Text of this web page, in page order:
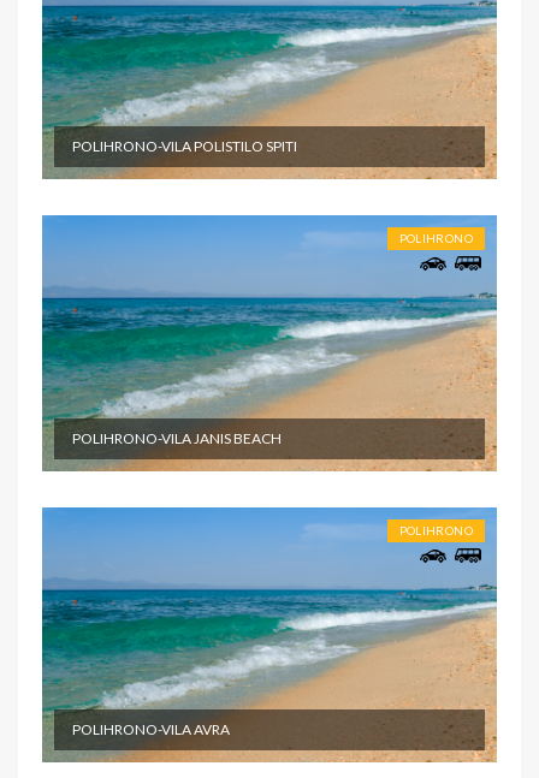
POLIHRONO-VILA POLISTILO SPITI
POLIHRONO
POLIHRONO-VILA JANIS BEACH
POLIHRONO
POLIHRONO-VILA AVRA